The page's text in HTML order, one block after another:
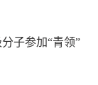
工部副部长王琦，
伟，西迁之光工
子参加“青领”